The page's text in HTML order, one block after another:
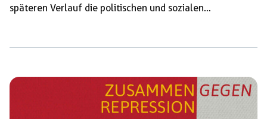
späteren Verlauf die politischen und sozialen
Dezember zogen 100 Genoss:innen vor die JVA im
Stuttgarter Stadtteil Stammheim, um die dort
inhaftierten kurdischen Aktivisten Merdan, Mazlum Ali